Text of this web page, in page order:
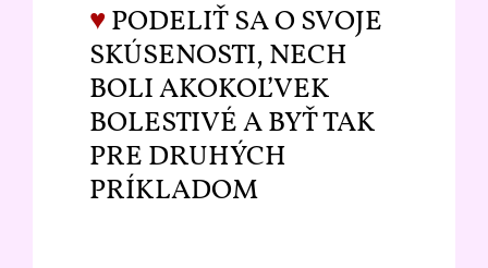
♥PODELIŤ SA O SVOJE
SKÚSENOSTI, NECH
BOLI AKOKOĽVEK
BOLESTIVÉ A BYŤ TAK
PRE DRUHÝCH
PRÍKLADOM